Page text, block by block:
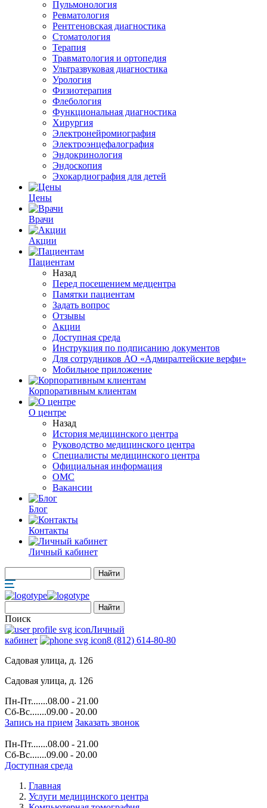
Пульмонология
Ревматология
Рентгеновская диагностика
Стоматология
Терапия
Травматология и ортопедия
Ультразвуковая диагностика
Урология
Физиотерапия
Флебология
Функциональная диагностика
Хирургия
Электронейромиография
Электроэнцефалография
Эндокринология
Эндоскопия
Эхокардиография для детей
Цены
Врачи
Акции
Пациентам
Назад
Перед посещением медцентра
Памятки пациентам
Задать вопрос
Отзывы
Акции
Доступная среда
Инструкция по подписанию документов
Для сотрудников АО «Адмиралтейские верфи»
Мобильное приложение
Корпоративным клиентам
О центре
Назад
История медицинского центра
Руководство медицинского центра
Специалисты медицинского центра
Официальная информация
ОМС
Вакансии
Блог
Контакты
Личный кабинет
Поиск
Личный
кабинет
8 (812) 614-80-80
Садовая улица, д. 126
Садовая улица, д. 126
Пн-Пт.......08.00 - 21.00
Сб-Вс.......09.00 - 20.00
Запись на прием Заказать звонок
Пн-Пт.......08.00 - 21.00
Сб-Вс.......09.00 - 20.00
Доступная среда
Главная
Услуги медицинского центра